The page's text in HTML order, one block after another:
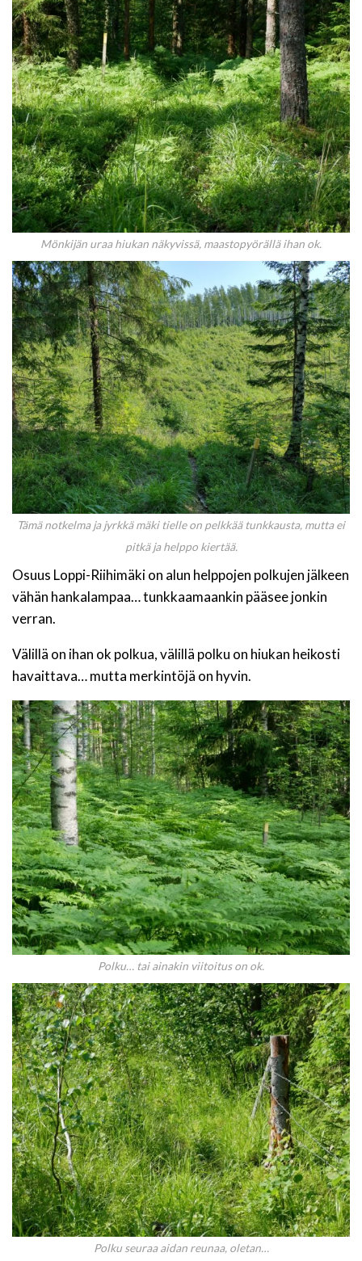
Mönkijän uraa hiukan näkyvissä, maastopyörällä ihan ok.
Tämä notkelma ja jyrkkä mäki tielle on pelkkää tunkkausta, mutta ei
pitkä ja helppo kiertää.
Osuus Loppi-Riihimäki on alun helppojen polkujen jälkeen
vähän hankalampaa… tunkkaamaankin pääsee jonkin
verran.
Välillä on ihan ok polkua, välillä polku on hiukan heikosti
havaittava… mutta merkintöjä on hyvin.
Polku… tai ainakin viitoitus on ok.
Polku seuraa aidan reunaa, oletan…